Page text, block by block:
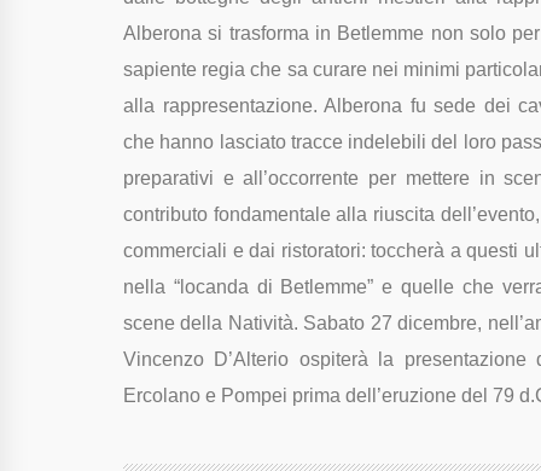
Alberona si trasforma in Betlemme non solo
sapiente regia che sa curare nei minimi
alla rappresentazione. Alberona fu sede dei
che hanno lasciato tracce indelebili del loro
preparativi e all’occorrente per mettere in
contributo fondamentale alla riuscita
commerciali e dai ristoratori: toccherà a questi
nella “locanda di Betlemme” e quelle che
scene della Natività. Sabato 27 dicembre,
Vincenzo D’Alterio ospiterà la
Ercolano e Pompei prima dell’eruzione del 79